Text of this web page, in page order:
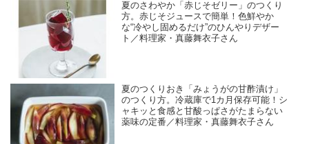
夏のさわやか「赤じそゼリー」のつくり
方。赤じそジュースで簡単！色鮮やか
な“冷やし固めるだけ”のひんやりデザー
ト／料理家・真藤舞衣子さん
夏のつくりおき「みょうがの甘酢漬け」
のつくり方。冷蔵庫で1カ月保存可能！シ
ャキッと食感と甘酸っぱさがたまらない
薬味の定番／料理家・真藤舞衣子さん